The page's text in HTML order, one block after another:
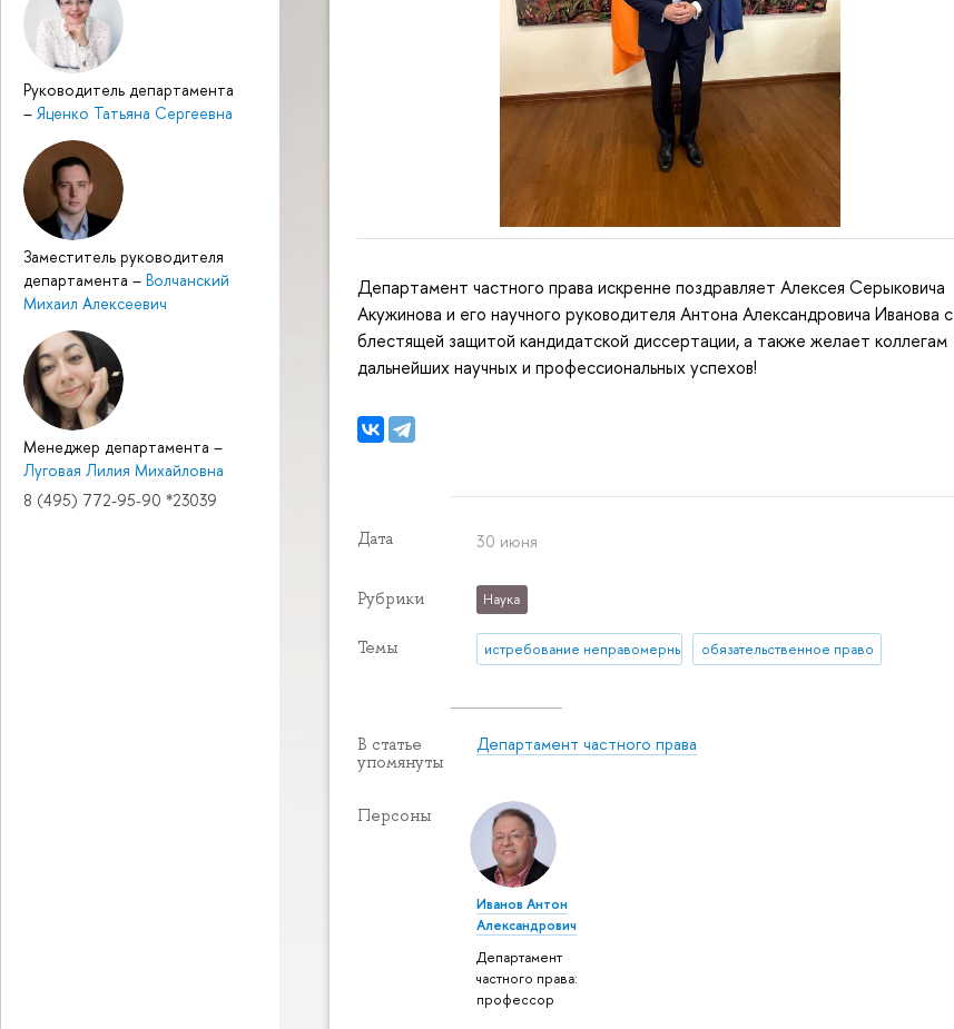
Руководитель департамента
– Яценко Татьяна Сергеевна
Заместитель руководителя
департамента – Волчанский
Михаил Алексеевич
Менеджер департамента –
Луговая Лилия Михайловна
8 (495) 772-95-90 *23039
Департамент частного права искренне поздравляет Алексея Серыковича
Акужинова и его научного руководителя Антона Александровича Иванова с
блестящей защитой кандидатской диссертации, а также желает коллегам
дальнейших научных и профессиональных успехов!
Дата 30 июня
Рубрики Наука
Темы истребование неправомерных доходовобязательственное право
В статье
упомянуты
Департамент частного права
Персоны
Иванов Антон
Александрович
Департамент
частного права:
профессор